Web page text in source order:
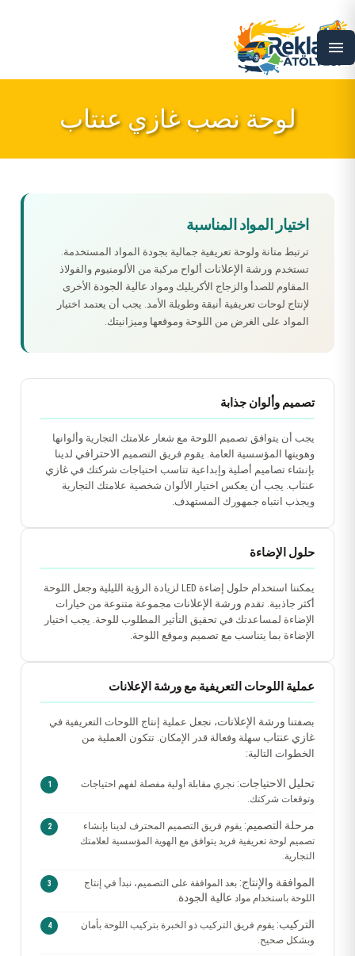
menu
لوحة نصب غازي عنتاب
اختيار المواد المناسبة
ترتبط متانة ولوحة تعريفية جمالية بجودة المواد المستخدمة.
تستخدم ورشة الإعلانات ألواح مركبة من الألومنيوم والفولاذ
المقاوم للصدأ والزجاج الأكريليك ومواد عالية الجودة الأخرى
لإنتاج لوحات تعريفية أنيقة وطويلة الأمد. يجب أن يعتمد اختيار
المواد على الغرض من اللوحة وموقعها وميزانيتك.
تصميم وألوان جذابة
يجب أن يتوافق تصميم اللوحة مع شعار علامتك التجارية وألوانها
وهويتها المؤسسية العامة. يقوم فريق التصميم الاحترافي لدينا
بإنشاء تصاميم أصلية وإبداعية تناسب احتياجات شركتك في غازي
عنتاب. يجب أن يعكس اختيار الألوان شخصية علامتك التجارية
ويجذب انتباه جمهورك المستهدف.
حلول الإضاءة
يمكننا استخدام حلول إضاءة LED لزيادة الرؤية الليلية وجعل اللوحة
أكثر جاذبية. تقدم ورشة الإعلانات مجموعة متنوعة من خيارات
الإضاءة لمساعدتك في تحقيق التأثير المطلوب للوحة. يجب اختيار
الإضاءة بما يتناسب مع تصميم وموقع اللوحة.
عملية اللوحات التعريفية مع ورشة الإعلانات
بصفتنا ورشة الإعلانات، نجعل عملية إنتاج اللوحات التعريفية في
غازي عنتاب سهلة وفعالة قدر الإمكان. تتكون العملية من
الخطوات التالية:
تحليل الاحتياجات: نجري مقابلة أولية مفصلة لفهم احتياجات
وتوقعات شركتك.
مرحلة التصميم: يقوم فريق التصميم المحترف لدينا بإنشاء
تصميم لوحة تعريفية فريد يتوافق مع الهوية المؤسسية لعلامتك
التجارية.
الموافقة والإنتاج: بعد الموافقة على التصميم، نبدأ في إنتاج
اللوحة باستخدام مواد عالية الجودة.
التركيب: يقوم فريق التركيب ذو الخبرة بتركيب اللوحة بأمان
وبشكل صحيح.